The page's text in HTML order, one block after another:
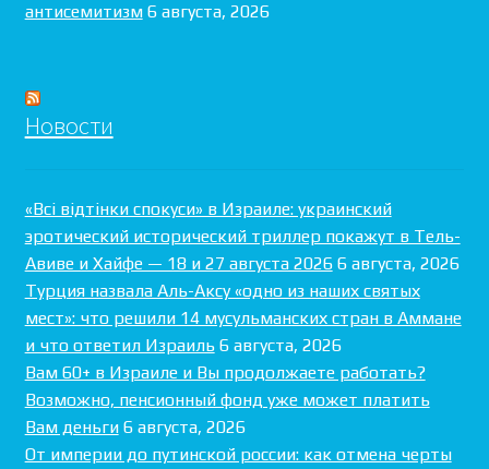
антисемитизм 6 августа, 2026
Новости
«Всі відтінки спокуси» в Израиле: украинский
эротический исторический триллер покажут в Тель-
Авиве и Хайфе — 18 и 27 августа 2026 6 августа, 2026
Турция назвала Аль-Аксу «одно из наших святых
мест»: что решили 14 мусульманских стран в Аммане
и что ответил Израиль 6 августа, 2026
Вам 60+ в Израиле и Вы продолжаете работать?
Возможно, пенсионный фонд уже может платить
Вам деньги 6 августа, 2026
От империи до путинской россии: как отмена черты